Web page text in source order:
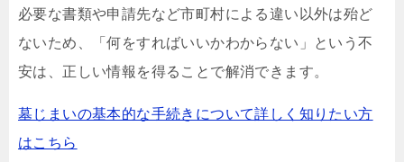
必要な書類や申請先など市町村による違い以外は殆ど
ないため、「何をすればいいかわからない」という不
安は、正しい情報を得ることで解消できます。
墓じまいの基本的な手続きについて詳しく知りたい方
はこちら